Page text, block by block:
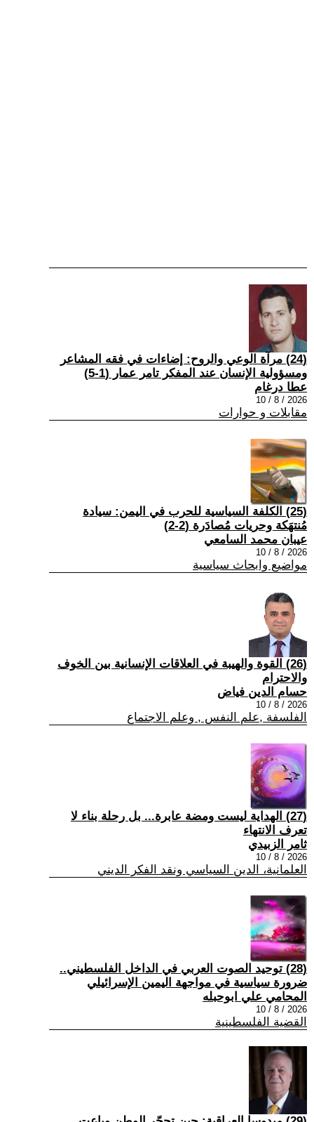
(24) مرآة الوعي والروح: إضاءات في فقه المشاعر
ومسؤولية الإنسان عند المفكر تامر عمار (1-5)
عطا درغام
2026 / 8 / 10
مقابلات و حوارات
(25) الكلفة السياسية للحرب في اليمن: سيادة
مُنتهَكة وحريات مُصادَرة (2-2)
عيبان محمد السامعي
2026 / 8 / 10
مواضيع وابحاث سياسية
(26) القوة والهيبة في العلاقات الإنسانية بين الخوف
والاحترام
حسام الدين فياض
2026 / 8 / 10
الفلسفة ,علم النفس , وعلم الاجتماع
(27) الهداية ليست ومضة عابرة... بل رحلة بناء لا
تعرف الانتهاء
ثامر الزبيدي
2026 / 8 / 10
العلمانية، الدين السياسي ونقد الفكر الديني
(28) توحيد الصوت العربي في الداخل الفلسطيني..
ضرورة سياسية في مواجهة اليمين الإسرائيلي
المحامي علي ابوحبله
2026 / 8 / 10
القضية الفلسطينية